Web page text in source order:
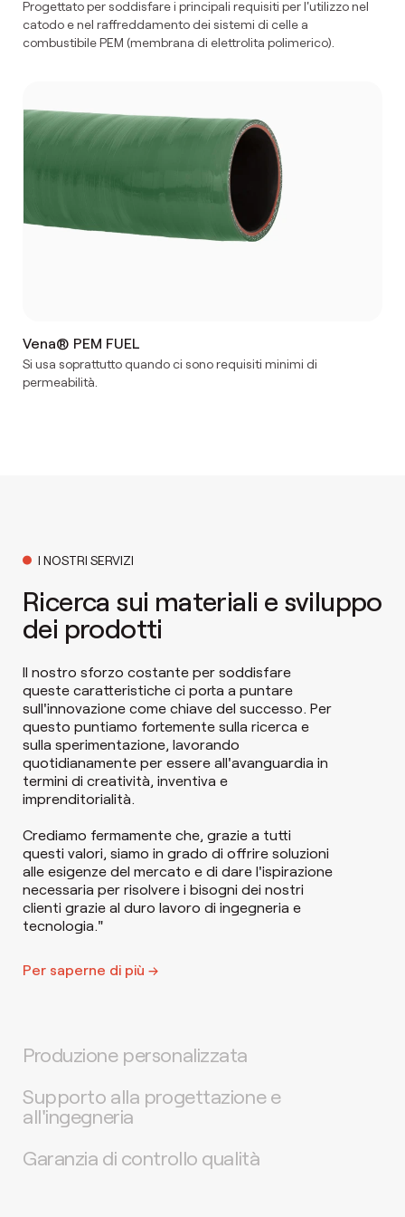
Progettato per soddisfare i principali requisiti per l'utilizzo nel
catodo e nel raffreddamento dei sistemi di celle a
combustibile PEM (membrana di elettrolita polimerico).
Vena® PEM FUEL
Si usa soprattutto quando ci sono requisiti minimi di
permeabilità.
I NOSTRI SERVIZI
Ricerca sui materiali e sviluppo
dei prodotti
Il nostro sforzo costante per soddisfare
queste caratteristiche ci porta a puntare
sull'innovazione come chiave del successo. Per
questo puntiamo fortemente sulla ricerca e
sulla sperimentazione, lavorando
quotidianamente per essere all'avanguardia in
termini di creatività, inventiva e
imprenditorialità.
Crediamo fermamente che, grazie a tutti
questi valori, siamo in grado di offrire soluzioni
alle esigenze del mercato e di dare l'ispirazione
necessaria per risolvere i bisogni dei nostri
clienti grazie al duro lavoro di ingegneria e
tecnologia."
Per saperne di più →
Produzione personalizzata
Supporto alla progettazione e
all'ingegneria
Garanzia di controllo qualità